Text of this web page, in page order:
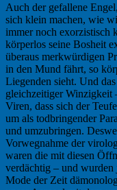
Auch der gefallene
sich klein machen, wie
immer noch exorzistisch
körperlos seine Bosheit
überaus merkwürdigen
in den Mund fährt, so
Liegenden sieht. Und
gleichzeitiger Winzigkeit
Viren, dass sich der
um als todbringender
und umzubringen.
Vorwegnahme der
waren die mit diesen
verdächtig – und wurden
Mode der Zeit